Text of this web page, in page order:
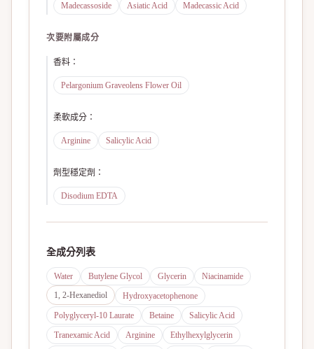
Madecassoside
Asiatic Acid Madecassic Acid
次要附屬成分
香料 ：
Pelargonium Graveolens Flower Oil
柔軟成分 ：
Arginine Salicylic Acid
劑型穩定劑 ：
Disodium EDTA
全成分列表
Water Butylene Glycol Glycerin
Niacinamide
1, 2-Hexanediol
Hydroxyacetophenone
Polyglyceryl-10 Laurate
Betaine
Salicylic Acid
Tranexamic Acid
Arginine
Ethylhexylglycerin